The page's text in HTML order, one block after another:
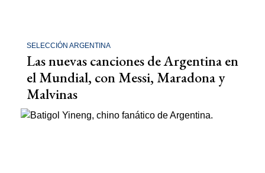
SELECCIÓN ARGENTINA
Las nuevas canciones de Argentina en
el Mundial, con Messi, Maradona y
Malvinas